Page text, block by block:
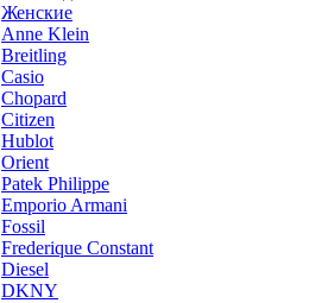
Женские
Anne Klein
Breitling
Casio
Chopard
Citizen
Hublot
Orient
Patek Philippe
Emporio Armani
Fossil
Frederique Constant
Diesel
DKNY